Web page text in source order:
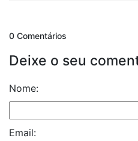
0 Comentários
Deixe o seu
Nome:
Email: